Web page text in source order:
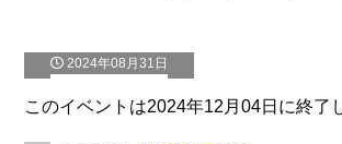
2024年08月31日
このイベントは2024年12月04日に終了